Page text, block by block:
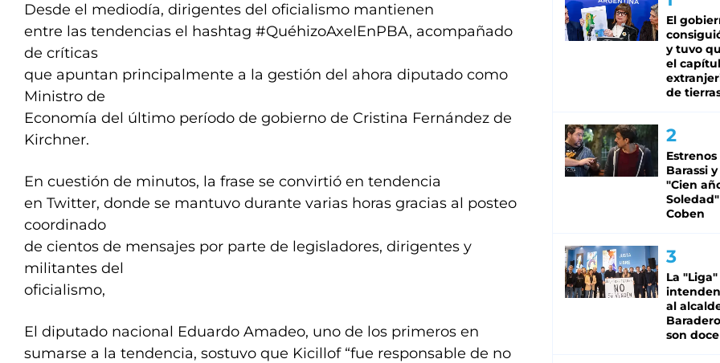
Desde el mediodía, dirigentes del oficialismo mantienen
entre las tendencias el hashtag #QuéhizoAxelEnPBA, acompañado
de críticas
que apuntan principalmente a la gestión del ahora diputado como
Ministro de
Economía del último período de gobierno de Cristina Fernández de
Kirchner.
En cuestión de minutos, la frase se convirtió en tendencia
en Twitter, donde se mantuvo durante varias horas gracias al posteo
coordinado
de cientos de mensajes por parte de legisladores, dirigentes y
militantes del
oficialismo,
El diputado nacional Eduardo Amadeo, uno de los primeros en
sumarse a la tendencia, sostuvo que Kicillof “fue responsable de no
El
y tuvo
el
de
Estrenos
Barassi
"Cien
Coben
La
al
son doce